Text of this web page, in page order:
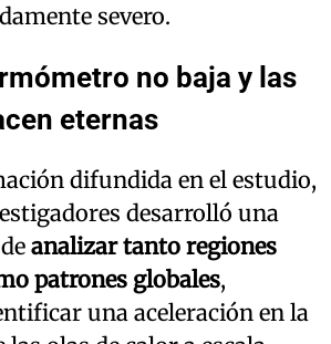
severo.
no baja y las
eternas
difundida en el estudio,
desarrolló una
analizar tanto regiones
patrones globales,
una aceleración en la